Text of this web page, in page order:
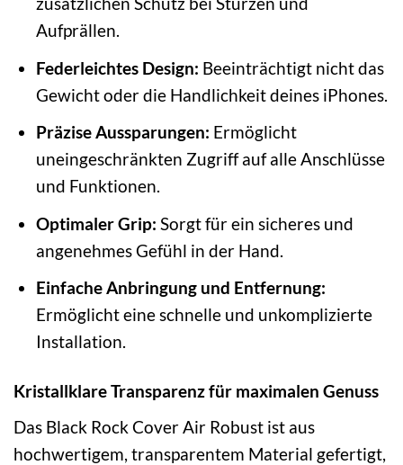
Aufprällen.
Federleichtes Design: Beeinträchtigt nicht das
Gewicht oder die Handlichkeit deines iPhones.
Präzise Aussparungen: Ermöglicht
uneingeschränkten Zugriff auf alle Anschlüsse
und Funktionen.
Optimaler Grip: Sorgt für ein sicheres und
angenehmes Gefühl in der Hand.
Einfache Anbringung und Entfernung:
Ermöglicht eine schnelle und unkomplizierte
Installation.
Kristallklare Transparenz für maximalen Genuss
Das Black Rock Cover Air Robust ist aus
hochwertigem, transparentem Material gefertigt,